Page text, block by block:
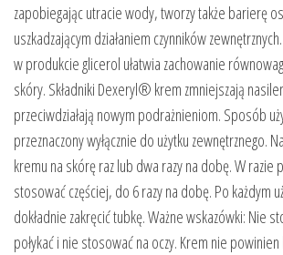
zapobiegając utracie wody, tworzy także barierę
uszkadzającym działaniem czynników
w produkcie glicerol ułatwia zachowanie
skóry. Składniki Dexeryl® krem zmniejszają
przeciwdziałają nowym podrażnieniom. Sposób
przeznaczony wyłącznie do użytku zewnętrznego.
kremu na skórę raz lub dwa razy na dobę. W razie
stosować częściej, do 6 razy na dobę. Po każdym
dokładnie zakręcić tubkę. Ważne wskazówki: Nie
połykać i nie stosować na oczy. Krem nie